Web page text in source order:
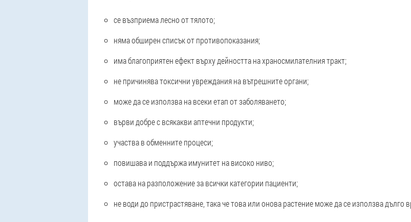
се възприема лесно от тялото;
няма обширен списък от противопоказания;
има благоприятен ефект върху дейността на храносмилателния тракт;
не причинява токсични увреждания на вътрешните органи;
може да се използва на всеки етап от заболяването;
върви добре с всякакви аптечни продукти;
участва в обменните процеси;
повишава и поддържа имунитет на високо ниво;
остава на разположение за всички категории пациенти;
не води до пристрастяване, така че това или онова растение може да се използва дълго